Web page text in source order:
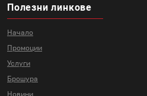
Полезни линкове
Начало
Промоции
Услуги
Брошура
Новини